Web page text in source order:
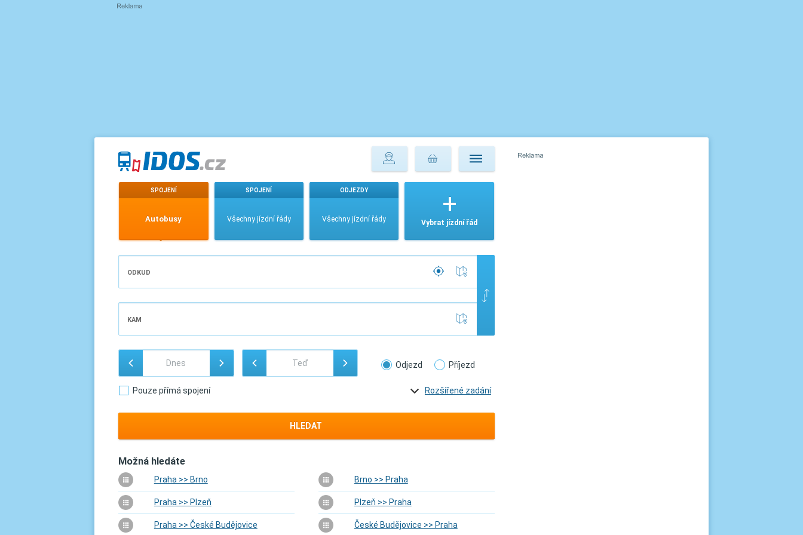
SPOJENÍ
Autobusy
SPOJENÍ
Všechny jízdní řády
ODJEZDY
Všechny jízdní řády Vybrat jízdní řád
ODKUD
KAM
Odjezd Příjezd
Pouze přímá spojení Rozšířené zadání
HLEDAT
Možná hledáte
Praha >> Brno Brno >> Praha
Praha >> Plzeň Plzeň >> Praha
Praha >> České Budějovice České Budějovice >> Praha